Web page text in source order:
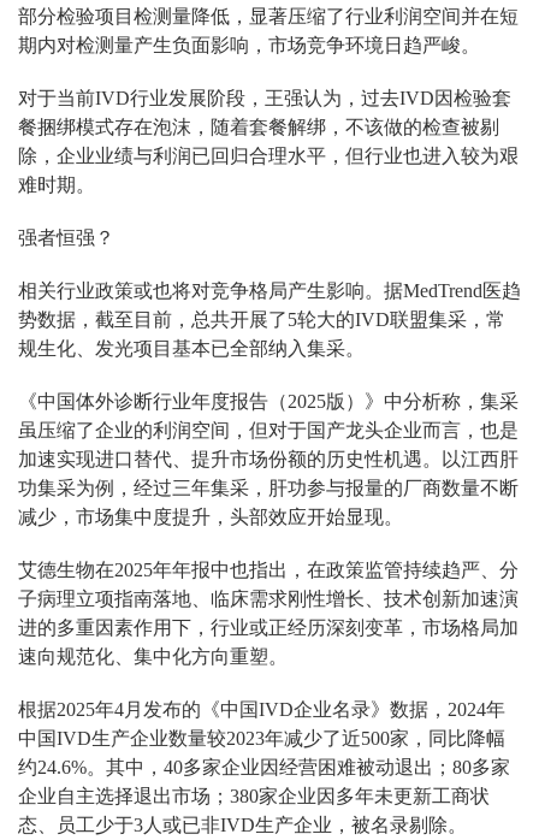
部分检验项目检测量降低，显著压缩了行业利润空间并在短
期内对检测量产生负面影响，市场竞争环境日趋严峻。
对于当前IVD行业发展阶段，王强认为，过去IVD因检验套
餐捆绑模式存在泡沫，随着套餐解绑，不该做的检查被剔
除，企业业绩与利润已回归合理水平，但行业也进入较为艰
难时期。
强者恒强？
相关行业政策或也将对竞争格局产生影响。据MedTrend医趋
势数据，截至目前，总共开展了5轮大的IVD联盟集采，常
规生化、发光项目基本已全部纳入集采。
《中国体外诊断行业年度报告（2025版）》中分析称，集采
虽压缩了企业的利润空间，但对于国产龙头企业而言，也是
加速实现进口替代、提升市场份额的历史性机遇。以江西肝
功集采为例，经过三年集采，肝功参与报量的厂商数量不断
减少，市场集中度提升，头部效应开始显现。
艾德生物在2025年年报中也指出，在政策监管持续趋严、分
子病理立项指南落地、临床需求刚性增长、技术创新加速演
进的多重因素作用下，行业或正经历深刻变革，市场格局加
速向规范化、集中化方向重塑。
根据2025年4月发布的《中国IVD企业名录》数据，2024年
中国IVD生产企业数量较2023年减少了近500家，同比降幅
约24.6%。其中，40多家企业因经营困难被动退出；80多家
企业自主选择退出市场；380家企业因多年未更新工商状
态、员工少于3人或已非IVD生产企业，被名录剔除。